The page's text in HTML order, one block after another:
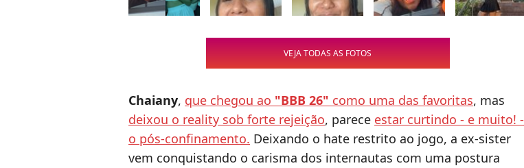
VEJA TODAS AS FOTOS
Chaiany, que chegou ao "BBB 26" como uma das favoritas, mas
deixou o reality sob forte rejeição, parece estar curtindo - e muito! -
o pós-confinamento. Deixando o hate restrito ao jogo, a ex-sister
vem conquistando o carisma dos internautas com uma postura